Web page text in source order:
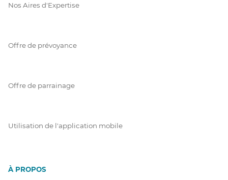
Nos Aires d'Expertise
Offre de prévoyance
Offre de parrainage
Utilisation de l'application mobile
À PROPOS